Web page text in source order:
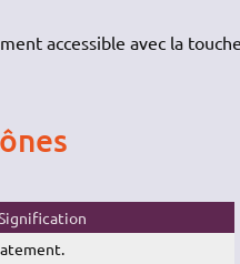
accessible avec la